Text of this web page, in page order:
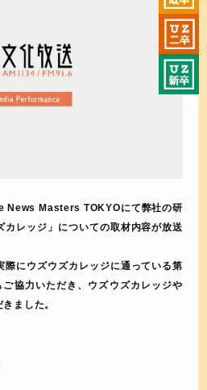
News Masters TOKYOにて弊社の研
カレッジ」についての取材内容が放送
際にウズウズカレッジに通っている第
協力いただき、ウズウズカレッジや
ました。